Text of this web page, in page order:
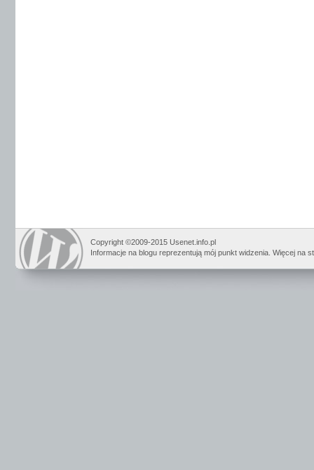
Copyright ©2009-2015 Usenet.info.pl
Informacje na blogu reprezentują mój punkt widzenia. Więcej na